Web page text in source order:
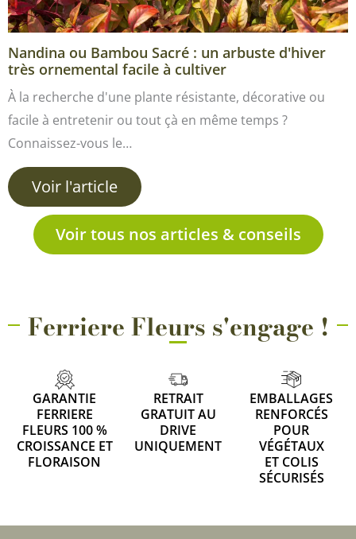
Nandina ou Bambou Sacré : un arbuste d'hiver
très ornemental facile à cultiver
À la recherche d'une plante résistante, décorative ou
facile à entretenir ou tout çà en même temps ?
Connaissez-vous le…
Voir l'article
Voir tous nos articles & conseils
Ferriere Fleurs s'engage !
GARANTIE
FERRIERE
FLEURS 100 %
CROISSANCE ET
FLORAISON
RETRAIT
GRATUIT AU
DRIVE
UNIQUEMENT
EMBALLAGES
RENFORCÉS
POUR
VÉGÉTAUX
ET COLIS
SÉCURISÉS